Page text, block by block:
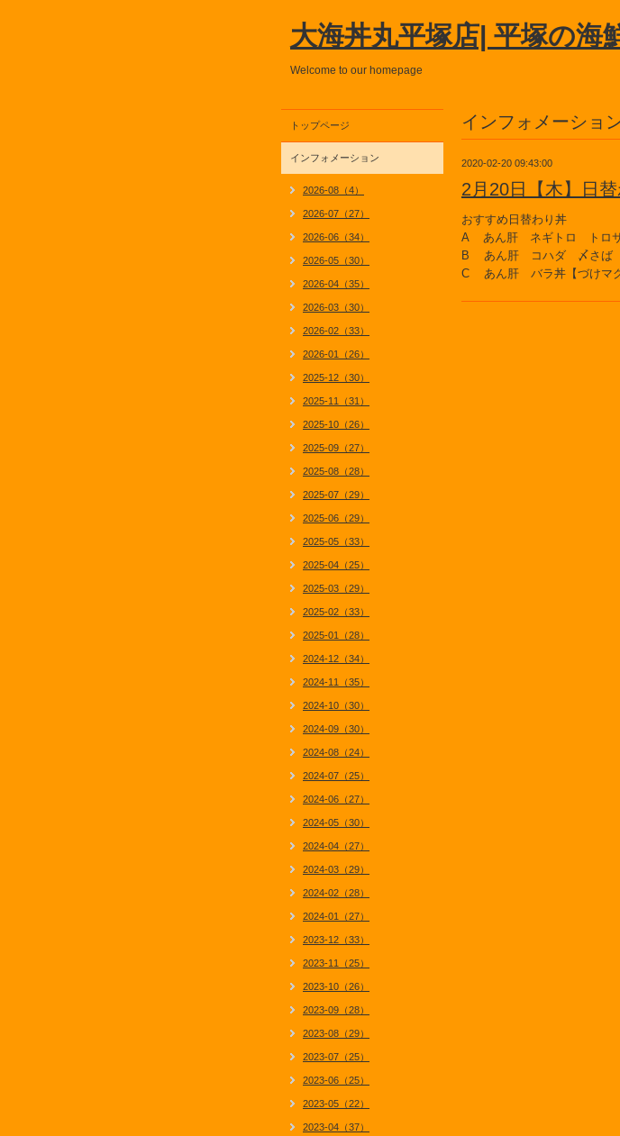
大海丼丸平塚店| 平塚の海
Welcome to our homepage
インフォメーショ
2020-02-20 09:43:00
2月20日【木】日
おすすめ日替わり丼
A あん肝 ネギトロ トロ
B あん肝 コハダ 〆さば
C あん肝 バラ丼【づけマ
トップページ
インフォメーション
2026-08（4）
2026-07（27）
2026-06（34）
2026-05（30）
2026-04（35）
2026-03（30）
2026-02（33）
2026-01（26）
2025-12（30）
2025-11（31）
2025-10（26）
2025-09（27）
2025-08（28）
2025-07（29）
2025-06（29）
2025-05（33）
2025-04（25）
2025-03（29）
2025-02（33）
2025-01（28）
2024-12（34）
2024-11（35）
2024-10（30）
2024-09（30）
2024-08（24）
2024-07（25）
2024-06（27）
2024-05（30）
2024-04（27）
2024-03（29）
2024-02（28）
2024-01（27）
2023-12（33）
2023-11（25）
2023-10（26）
2023-09（28）
2023-08（29）
2023-07（25）
2023-06（25）
2023-05（22）
2023-04（37）